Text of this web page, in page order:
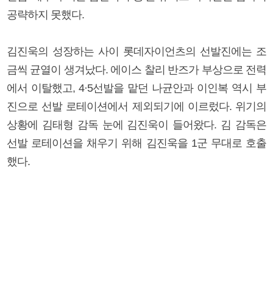
공략하지 못했다.
김진욱의 성장하는 사이 롯데자이언츠의 선발진에는 조
금씩 균열이 생겨났다. 에이스 찰리 반즈가 부상으로 전력
에서 이탈했고, 4·5선발을 맡던 나균안과 이인복 역시 부
진으로 선발 로테이션에서 제외되기에 이르렀다. 위기의
상황에 김태형 감독 눈에 김진욱이 들어왔다. 김 감독은
선발 로테이션을 채우기 위해 김진욱을 1군 무대로 호출
했다.